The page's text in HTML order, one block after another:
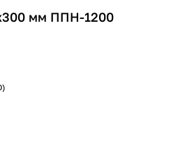
мм ППН-1200